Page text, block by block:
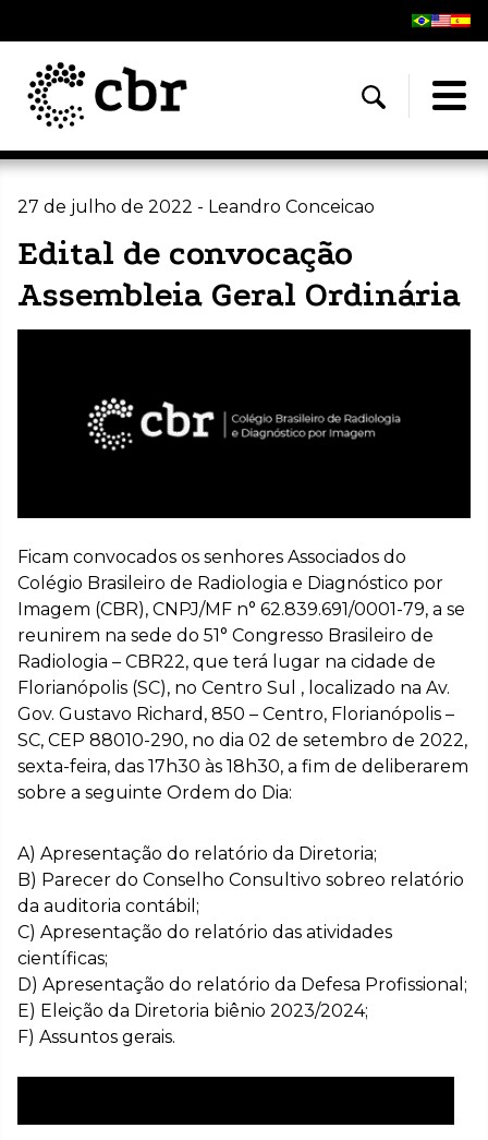
27 de julho de 2022 - Leandro Conceicao
Edital de convocação
Assembleia Geral Ordinária
Ficam convocados os senhores Associados do
Colégio Brasileiro de Radiologia e Diagnóstico por
Imagem (CBR), CNPJ/MF n° 62.839.691/0001-79, a se
reunirem na sede do 51° Congresso Brasileiro de
Radiologia – CBR22, que terá lugar na cidade de
Florianópolis (SC), no Centro Sul , localizado na Av.
Gov. Gustavo Richard, 850 – Centro, Florianópolis –
SC, CEP 88010-290, no dia 02 de setembro de 2022,
sexta-feira, das 17h30 às 18h30, a fim de deliberarem
sobre a seguinte Ordem do Dia:
A) Apresentação do relatório da Diretoria;
B) Parecer do Conselho Consultivo sobreo relatório
da auditoria contábil;
C) Apresentação do relatório das atividades
científicas;
D) Apresentação do relatório da Defesa Profissional;
E) Eleição da Diretoria biênio 2023/2024;
F) Assuntos gerais.